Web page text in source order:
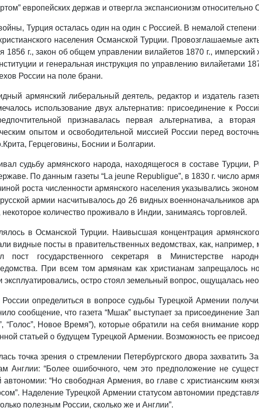
европейских держав и отвергла экспансионизм относительно
Турция осталась один на один с Россией. В немалой
населения Османской Турции. Провозглашаемые
1856 г., закон об общем управлении вилайетов 1870 г.,
и генеральная инструкция по управлению вилайетами
России на поле брани.
армянский либеральный деятель, редактор и издатель
использование двух альтернатив: присоединение к
признавалась первая альтернатива, а
опытом и освободительной миссией России перед
Герцеговины, Боснии и Болгарии.
судьбу армянского народа, находящегося в составе
По данным газеты “La jeune Republigue”, в 1830 г. число
роста численности армянского населения указывались
армии насчитывалось до 26 видных военноначальников
количество проживало в Индии, занимаясь торговлей.
в Османской Турции. Наивысшая концентрация
видные посты в правительственных ведомствах, как,
пост государственного секретаря в Министерстве
При всем том армянам как христианам запрещалось
остро стоял земельный вопрос, ощущалась
определиться в вопросе судьбы Турецкой Армении
сообщение, что газета “Мшак” выступает за присоединение
“Голос”, Новое Время”), которые обратили на себя внимание
статьей о будущем Турецкой Армении. Возможность еe
точка зрения о стремлении Петербургского двора
Англии: “Более ошибочного, чем это предположение не
автономии: “Но свободная Армения, во главе с христианским
Наделение Турецкой Армении статусом автономии
полезным России, сколько же и Англии”.